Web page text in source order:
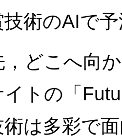
技術のAIで
，どこへ向
トの「
は多彩で